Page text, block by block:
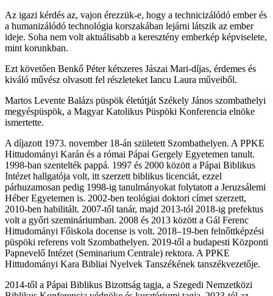
Az igazi kérdés az, vajon érezzük-e, hogy a technicizálódó ember és
a humanizálódó technológia korszakában lejárni látszik az ember
ideje. Soha nem volt aktuálisabb a keresztény emberkép képviselete,
mint korunkban.
Ezt követően Benkő Péter kétszeres Jászai Mari-díjas, érdemes és
kiváló művész olvasott fel részleteket Iancu Laura műveiből.
Martos Levente Balázs püspök életútját Székely János szombathelyi
megyéspüspök, a Magyar Katolikus Püspöki Konferencia elnöke
ismertette.
A díjazott 1973. november 18-án született Szombathelyen. A PPKE
Hittudományi Karán és a római Pápai Gergely Egyetemen tanult.
1998-ban szentelték pappá. 1997 és 2000 között a Pápai Biblikus
Intézet hallgatója volt, itt szerzett biblikus licenciát, ezzel
párhuzamosan pedig 1998-ig tanulmányokat folytatott a Jeruzsálemi
Héber Egyetemen is. 2002-ben teológiai doktori címet szerzett,
2010-ben habilitált. 2007-től tanár, majd 2013-tól 2018-ig prefektus
volt a győri szemináriumban. 2008 és 2013 között a Gál Ferenc
Hittudományi Főiskola docense is volt. 2018–19-ben felnőttképzési
püspöki referens volt Szombathelyen. 2019-től a budapesti Központi
Papnevelő Intézet (Seminarium Centrale) rektora. A PPKE
Hittudományi Kara Bibliai Nyelvek Tanszékének tanszékvezetője.
2014-től a Pápai Biblikus Bizottság tagja, a Szegedi Nemzetközi